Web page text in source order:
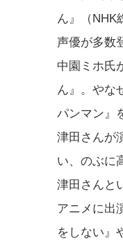
ん』（NHK
声優が多数
中園ミホ氏
ん』。やな
パンマン』
津田さんが
い、のぶに
津田さんと
アニメに出
をしない』